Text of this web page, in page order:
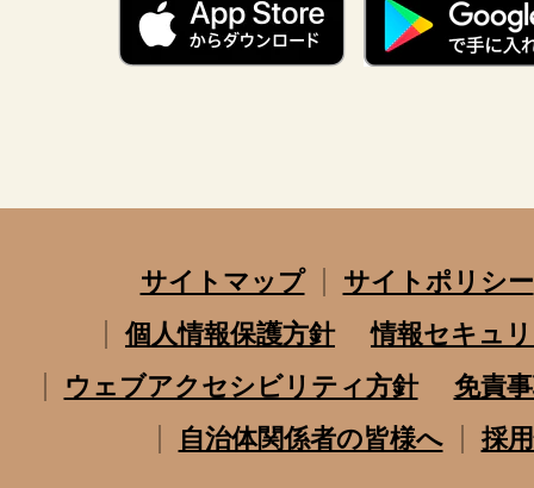
サイトマップ
サイトポリシー
個人情報保護方針
情報セキュ
ウェブアクセシビリティ方針
免責
自治体関係者の皆様へ
採